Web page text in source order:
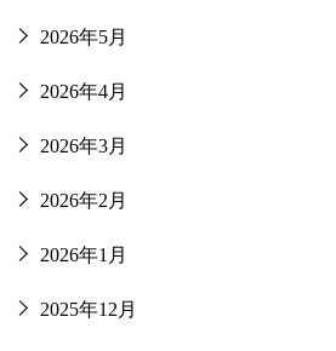
2026年5月
2026年4月
2026年3月
2026年2月
2026年1月
2025年12月